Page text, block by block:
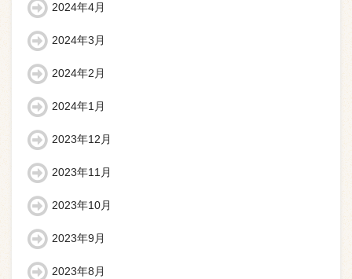
2024年4月
2024年3月
2024年2月
2024年1月
2023年12月
2023年11月
2023年10月
2023年9月
2023年8月